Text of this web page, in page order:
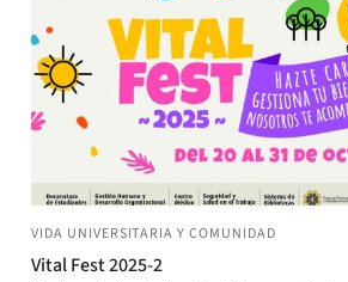
VIDA UNIVERSITARIA Y COMUNIDAD
Vital Fest 2025-2